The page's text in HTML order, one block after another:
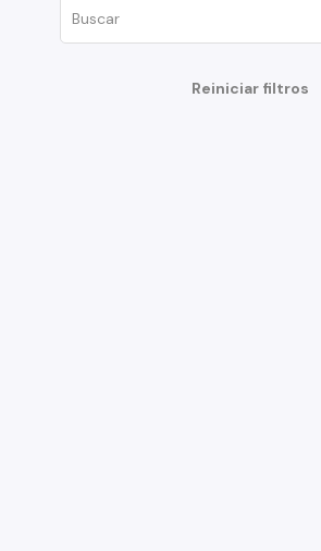
Uno
Reiniciar filtros